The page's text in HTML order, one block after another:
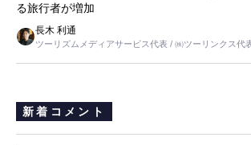
る旅行者が増加
長木 利通
ツーリズムメディアサービス代表 / ㈱ツーリンクス代
新着コメント